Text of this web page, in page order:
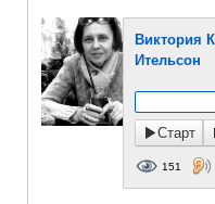
Виктория
Ительсон
Старт
151